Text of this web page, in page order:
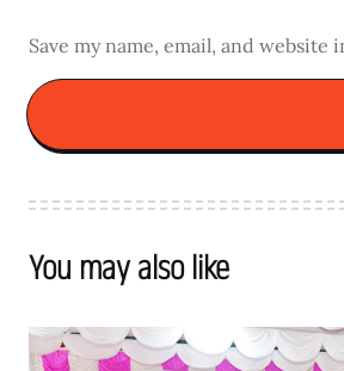
Save my name, email, and
You may also like